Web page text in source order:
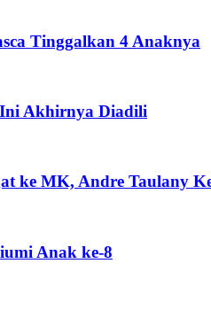
Tinggalkan 4 Anaknya
Ini Akhirnya Diadili
ke MK, Andre Taulany
Anak ke-8